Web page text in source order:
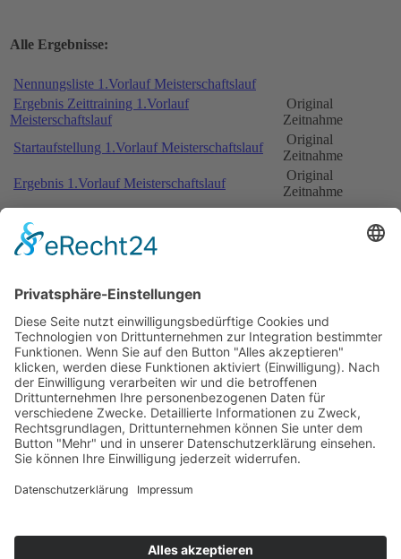
Alle Ergebnisse:
Nennungsliste 1.Vorlauf Meisterschaftslauf
Ergebnis Zeittraining 1.Vorlauf
Meisterschaftslauf
Original
Zeitnahme
Startaufstellung 1.Vorlauf Meisterschaftslauf
Original
Zeitnahme
Ergebnis 1.Vorlauf Meisterschaftslauf
Original
Zeitnahme
Nennungsliste 2.Vorlauf
Ergebnis Zeittraining 2.Vorlauf
Startaufstellung 2.Vorlauf
Ergebnis 2.Vorlauf
Original
Zeitnahme
Nennungsliste Endlauf
Startaufstellung Endlauf
Original
Zeitnahme
Ergebnis Endlauf
Original
Zeitnahme
Impressum